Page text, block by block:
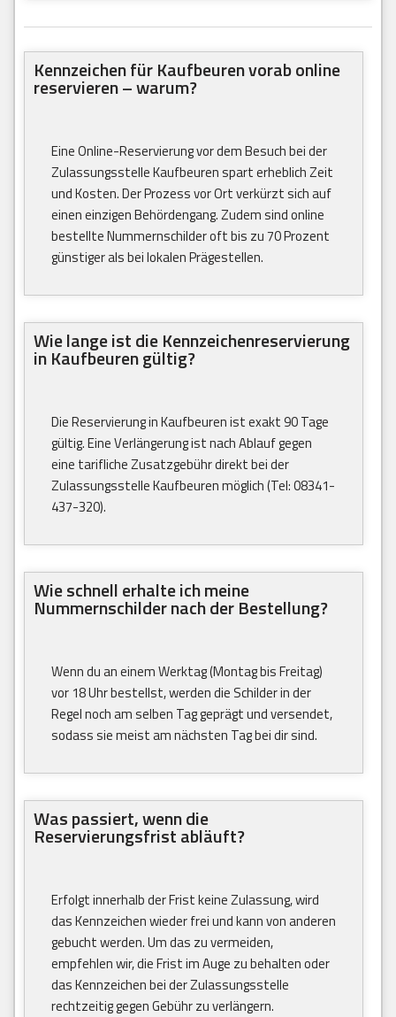
Kennzeichen für Kaufbeuren vorab online
reservieren – warum?
Eine Online-Reservierung vor dem Besuch bei der
Zulassungsstelle Kaufbeuren spart erheblich Zeit
und Kosten. Der Prozess vor Ort verkürzt sich auf
einen einzigen Behördengang. Zudem sind online
bestellte Nummernschilder oft bis zu 70 Prozent
günstiger als bei lokalen Prägestellen.
Wie lange ist die Kennzeichenreservierung
in Kaufbeuren gültig?
Die Reservierung in Kaufbeuren ist exakt 90 Tage
gültig. Eine Verlängerung ist nach Ablauf gegen
eine tarifliche Zusatzgebühr direkt bei der
Zulassungsstelle Kaufbeuren möglich (Tel: 08341-
437-320).
Wie schnell erhalte ich meine
Nummernschilder nach der Bestellung?
Wenn du an einem Werktag (Montag bis Freitag)
vor 18 Uhr bestellst, werden die Schilder in der
Regel noch am selben Tag geprägt und versendet,
sodass sie meist am nächsten Tag bei dir sind.
Was passiert, wenn die
Reservierungsfrist abläuft?
Erfolgt innerhalb der Frist keine Zulassung, wird
das Kennzeichen wieder frei und kann von anderen
gebucht werden. Um das zu vermeiden,
empfehlen wir, die Frist im Auge zu behalten oder
das Kennzeichen bei der Zulassungsstelle
rechtzeitig gegen Gebühr zu verlängern.